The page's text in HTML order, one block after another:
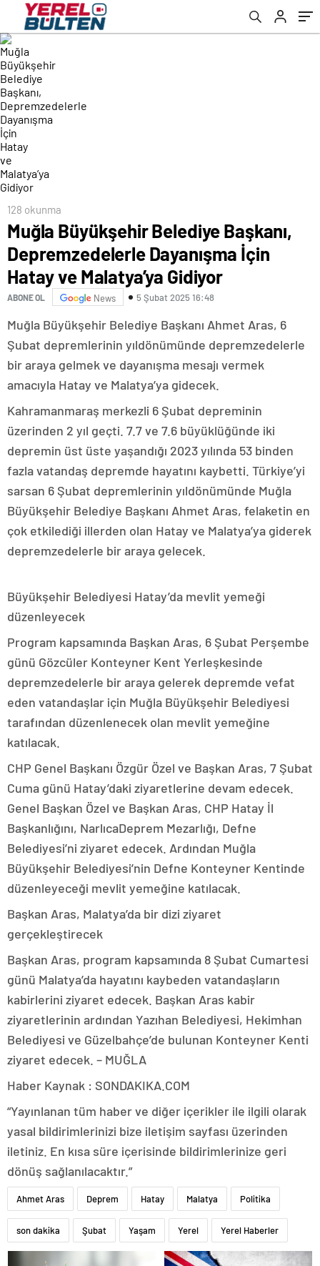
Malatya’ya Gidiyor
128 okunma
Muğla Büyükşehir Belediye Başkanı,
Depremzedelerle Dayanışma İçin
Hatay ve Malatya’ya Gidiyor
ABONE OL News 5 Şubat 2025 16:48
Muğla Büyükşehir Belediye Başkanı Ahmet Aras, 6
Şubat depremlerinin yıldönümünde depremzedelerle
bir araya gelmek ve dayanışma mesajı vermek
amacıyla Hatay ve Malatya’ya gidecek.
Kahramanmaraş merkezli 6 Şubat depreminin
üzerinden 2 yıl geçti. 7.7 ve 7.6 büyüklüğünde iki
depremin üst üste yaşandığı 2023 yılında 53 binden
fazla vatandaş depremde hayatını kaybetti. Türkiye’yi
sarsan 6 Şubat depremlerinin yıldönümünde Muğla
Büyükşehir Belediye Başkanı Ahmet Aras, felaketin en
çok etkilediği illerden olan Hatay ve Malatya’ya giderek
depremzedelerle bir araya gelecek.
Büyükşehir Belediyesi Hatay’da mevlit yemeği
düzenleyecek
Program kapsamında Başkan Aras, 6 Şubat Perşembe
günü Gözcüler Konteyner Kent Yerleşkesinde
depremzedelerle bir araya gelerek depremde vefat
eden vatandaşlar için Muğla Büyükşehir Belediyesi
tarafından düzenlenecek olan mevlit yemeğine
katılacak.
CHP Genel Başkanı Özgür Özel ve Başkan Aras, 7 Şubat
Cuma günü Hatay’daki ziyaretlerine devam edecek.
Genel Başkan Özel ve Başkan Aras, CHP Hatay İl
Başkanlığını, NarlıcaDeprem Mezarlığı, Defne
Belediyesi’ni ziyaret edecek. Ardından Muğla
Büyükşehir Belediyesi’nin Defne Konteyner Kentinde
düzenleyeceği mevlit yemeğine katılacak.
Başkan Aras, Malatya’da bir dizi ziyaret
gerçekleştirecek
Başkan Aras, program kapsamında 8 Şubat Cumartesi
günü Malatya’da hayatını kaybeden vatandaşların
kabirlerini ziyaret edecek. Başkan Aras kabir
ziyaretlerinin ardından Yazıhan Belediyesi, Hekimhan
Belediyesi ve Güzelbahçe’de bulunan Konteyner Kenti
ziyaret edecek. – MUĞLA
Haber Kaynak : SONDAKIKA.COM
“Yayınlanan tüm haber ve diğer içerikler ile ilgili olarak
yasal bildirimlerinizi bize iletişim sayfası üzerinden
iletiniz. En kısa süre içerisinde bildirimlerinize geri
dönüş sağlanılacaktır.”
Ahmet Aras Deprem Hatay Malatya Politika
son dakika Şubat Yaşam Yerel Yerel Haberler